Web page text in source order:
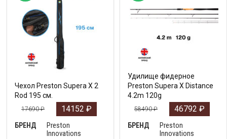
Чехол Preston Supera X 2
Rod 195 см.
17690₽ 14152 ₽
БРЕНД
Preston
Innovations
Удилище фидерное
Preston Supera X Distance
4.2m 120g
58490₽ 46792 ₽
БРЕНД
Preston
Innovations